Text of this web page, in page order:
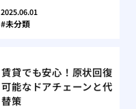
2025.06.01
未分類
賃貸でも安心！原状回復
可能なドアチェーンと代
替策